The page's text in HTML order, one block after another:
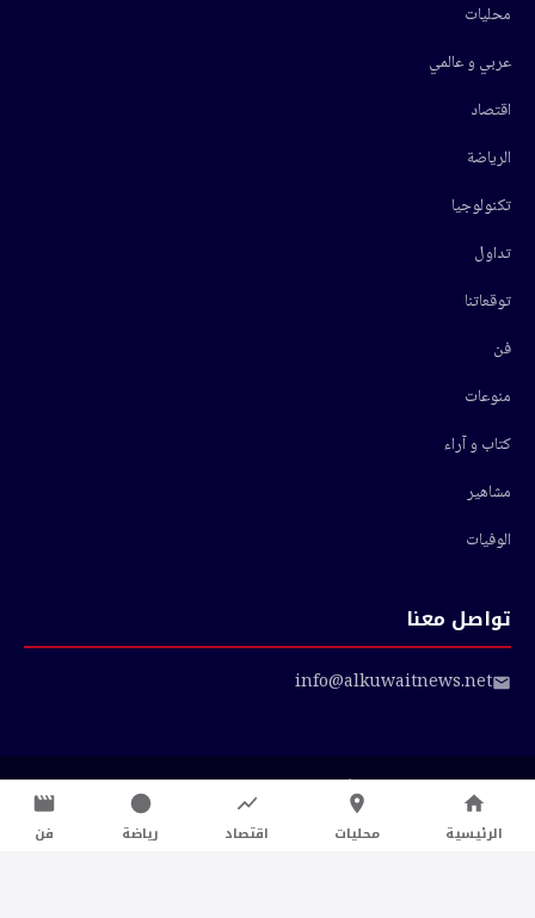
محليات
عربي و عالمي
اقتصاد
الرياضة
تكنولوجيا
تداول
توقعاتنا
فن
منوعات
كتاب و آراء
مشاهير
الوفيات
تواصل معنا
info@alkuwaitnews.net
سياسة الخصوصية
شروط الاستخدام
الرئيسية محليات اقتصاد رياضة فن